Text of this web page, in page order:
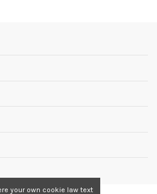
your own cookie law text